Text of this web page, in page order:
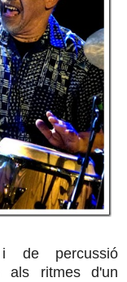
i de percussió
als ritmes d'un